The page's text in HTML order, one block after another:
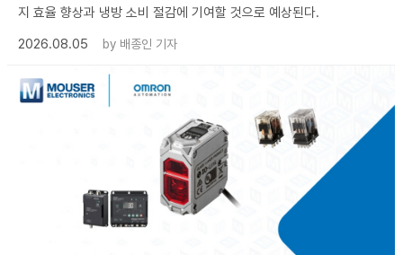
지 효율 향상과 냉방 소비 절감에 기여할 것으로 예상된다.
2026.08.05
by 배종인 기자